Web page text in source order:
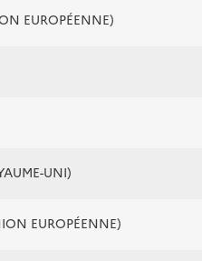
EUROPÉENNE)
UNI)
EUROPÉENNE)